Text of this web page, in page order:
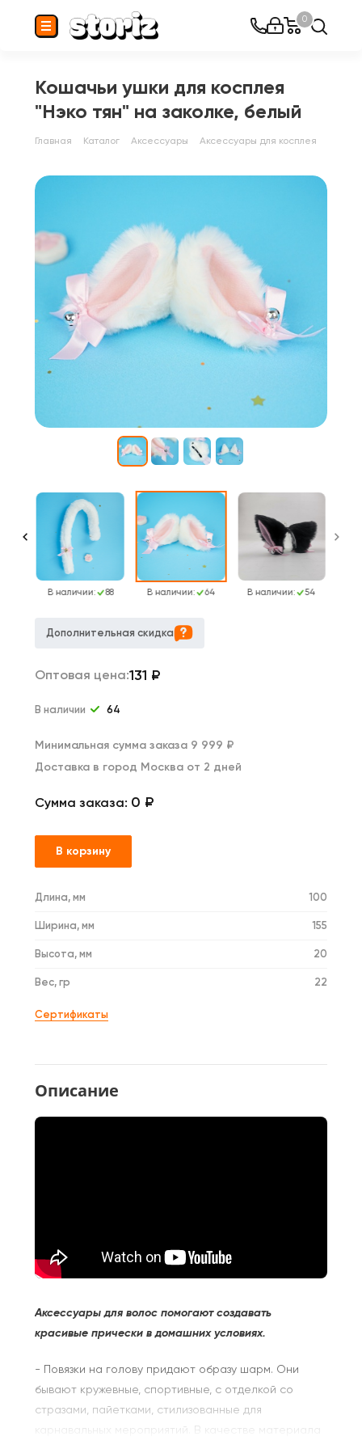
0
Кошачьи ушки для косплея
"Нэко тян" на заколке, белый
Главная Каталог Аксессуары Аксессуары для косплея
В наличии: 88 В наличии: 64 В наличии: 54
Дополнительная скидка
Оптовая цена:131 ₽
В наличии 64
Минимальная сумма заказа 9 999 ₽
Доставка в город Москва от 2 дней
Сумма заказа: 0 ₽
В корзину
Длина, мм 100
Ширина, мм 155
Высота, мм 20
Вес, гр 22
Сертификаты
Описание
Аксессуары для волос помогают создавать
красивые прически в домашних условиях.
- Повязки на голову придают образу шарм. Они
бывают кружевные, спортивные, с отделкой со
стразами, пайетками, стилизованные для
карнавальных мероприятий. В качестве материала